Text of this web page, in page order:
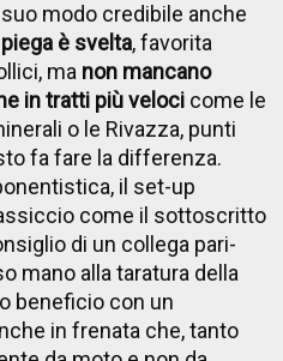
modo credibile anche
è svelta, favorita
ma non mancano
in tratti più veloci come le
o le Rivazza, punti
fa fare la differenza.
il set-up
come il sottoscritto
di un collega pari-
mano alla taratura della
beneficio con un
in frenata che, tanto